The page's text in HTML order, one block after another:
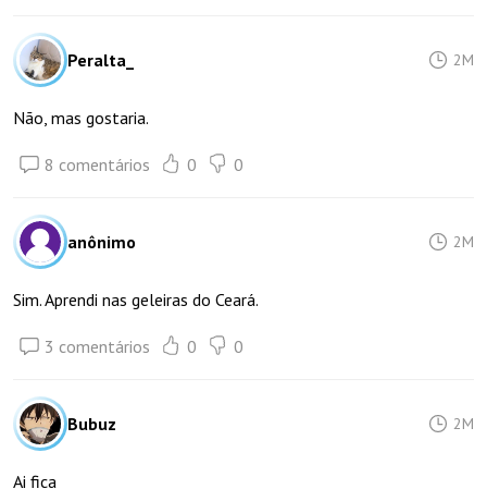
Peralta_ 2M
Não, mas gostaria.
8 comentários 0 0
anônimo 2M
Sim. Aprendi nas geleiras do Ceará.
3 comentários 0 0
Bubuz 2M
Ai fica